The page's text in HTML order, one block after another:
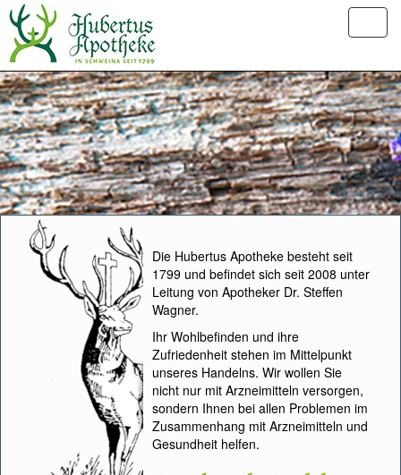
Die Hubertus Apotheke besteht seit
1799 und befindet sich seit 2008 unter
Leitung von Apotheker Dr. Steffen
Wagner.
Ihr Wohlbefinden und ihre
Zufriedenheit stehen im Mittelpunkt
unseres Handelns. Wir wollen Sie
nicht nur mit Arzneimitteln versorgen,
sondern Ihnen bei allen Problemen im
Zusammenhang mit Arzneimitteln und
Gesundheit helfen.